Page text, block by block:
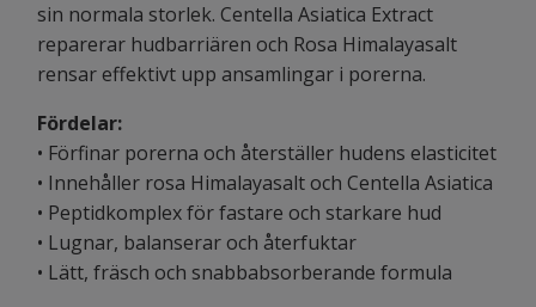
sin normala storlek. Centella Asiatica Extract
reparerar hudbarriären och Rosa Himalayasalt
rensar effektivt upp ansamlingar i porerna.
Fördelar:
• Förfinar porerna och återställer hudens elasticitet
• Innehåller rosa Himalayasalt och Centella Asiatica
• Peptidkomplex för fastare och starkare hud
• Lugnar, balanserar och återfuktar
• Lätt, fräsch och snabbabsorberande formula